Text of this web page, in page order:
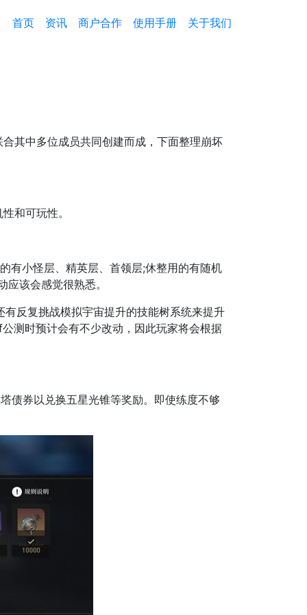
首页 资讯 商户合作 使用手册 关于我们
其中多位成员共同创建而成，下面整理崩坏
和可玩性。
小怪层、精英层、首领层;休整用的有随机
该会感觉很熟悉。
反复挑战模拟宇宙提升的技能树系统来提升
测时预计会有不少改动，因此玩家将会根据
券以兑换五星光锥等奖励。即使练度不够